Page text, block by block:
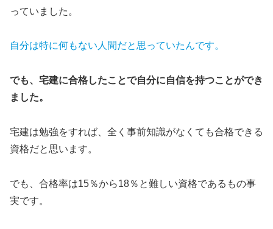
っていました。
自分は特に何もない人間だと思っていたんです。
でも、宅建に合格したことで自分に自信を持つことができ
ました。
宅建は勉強をすれば、全く事前知識がなくても合格できる
資格だと思います。
でも、合格率は15％から18％と難しい資格であるもの事
実です。